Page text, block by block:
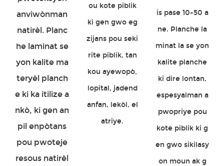
anviwònman
natirèl. Planc
he laminat se
yon kalite ma
teryèl planch
e ki ka itilize a
nkò, ki gen an
pil enpòtans
pou pwoteje
resous natirèl
ou kote piblik
ki gen gwo eg
zijans pou seki
rite piblik, tan
kou ayewopò,
lopital, jadend
anfan, lekòl, el
atriye.
is pase 10-50 a
ne. Planche la
minat la se yon
kalite planche
ki dire lontan,
espesyalman a
pwopriye pou
kote piblik ki g
en gwo sikilasy
on moun ak g